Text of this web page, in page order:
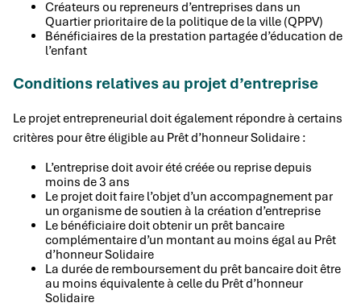
Créateurs ou repreneurs d’entreprises dans un
Quartier prioritaire de la politique de la ville (QPPV)
Bénéficiaires de la prestation partagée d’éducation de
l’enfant
Conditions relatives au projet d’entreprise
Le projet entrepreneurial doit également répondre à certains
critères pour être éligible au Prêt d’honneur Solidaire :
L’entreprise doit avoir été créée ou reprise depuis
moins de 3 ans
Le projet doit faire l’objet d’un accompagnement par
un organisme de soutien à la création d’entreprise
Le bénéficiaire doit obtenir un prêt bancaire
complémentaire d’un montant au moins égal au Prêt
d’honneur Solidaire
La durée de remboursement du prêt bancaire doit être
au moins équivalente à celle du Prêt d’honneur
Solidaire